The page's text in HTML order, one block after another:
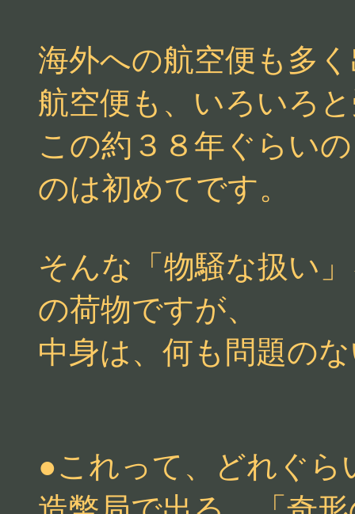
海外への航空便も多
航空便も、いろいろ
この約３８年ぐらい
のは初めてです。
そんな「物騒な扱い
の荷物ですが、
中身は、何も問題の
●これって、どれぐ